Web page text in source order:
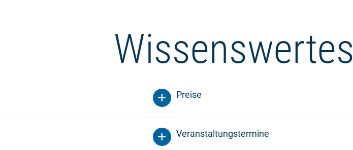
Wissenswertes
Preise
Veranstaltungstermine